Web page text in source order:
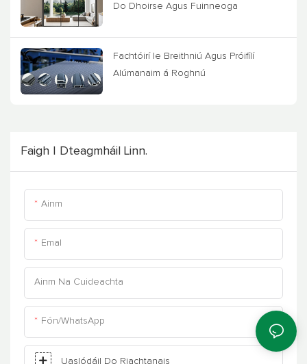
Do Dhoirse Agus Fuinneoga
Fachtóirí le Breithniú Agus Próifílí
Alúmanaim á Roghnú
Faigh I Dteagmháil Linn.
Ainm
Emal
Ainm Na Cuideachta
Fón/WhatsApp
Uaslódáil Do Riachtanais